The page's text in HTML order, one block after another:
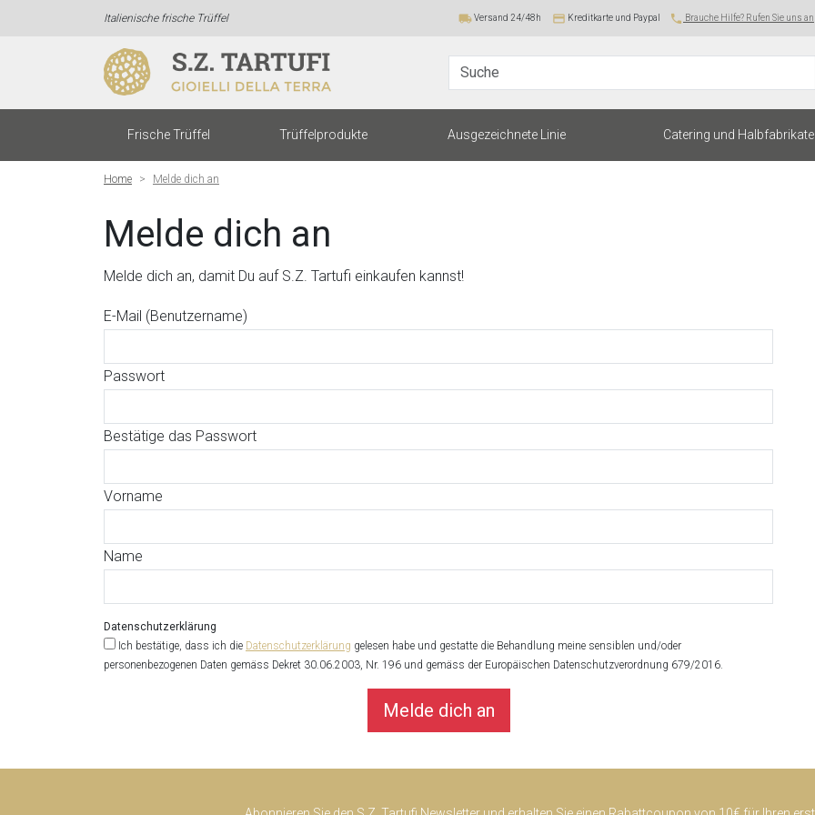
Italienische frische Trüffel local_shippingVersand 24/48h payment Kreditkarte und Paypal local_phone Brauche Hilfe? Rufen Sie uns an
Suche
Frische Trüffel Trüffelprodukte Ausgezeichnete Linie Catering und Halbfabrikate
Home Melde dich an
Melde dich an
Melde dich an, damit Du auf S.Z. Tartufi einkaufen kannst!
E-Mail (Benutzername)
Passwort
Bestätige das Passwort
Vorname
Name
Datenschutzerklärung
Ich bestätige, dass ich die Datenschutzerklärung gelesen habe und gestatte die Behandlung meine sensiblen und/oder
personenbezogenen Daten gemäss Dekret 30.06.2003, Nr. 196 und gemäss der Europäischen Datenschutzverordnung 679/2016.